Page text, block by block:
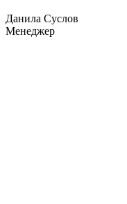
Данила Суслов
Менеджер